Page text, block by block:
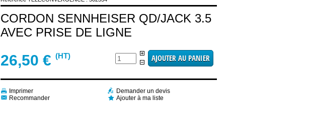
CORDON SENNHEISER QD/JACK 3.5
AVEC PRISE DE LIGNE
26,50 € (HT)
Imprimer
Demander un devis
Recommander
Ajouter à ma liste